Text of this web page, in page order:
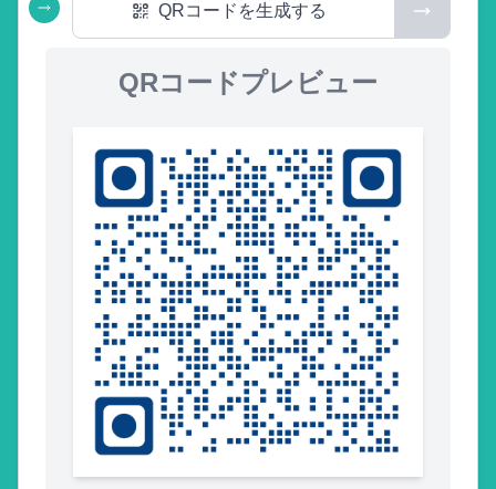
QRコードを生成する
QRコードプレビュー